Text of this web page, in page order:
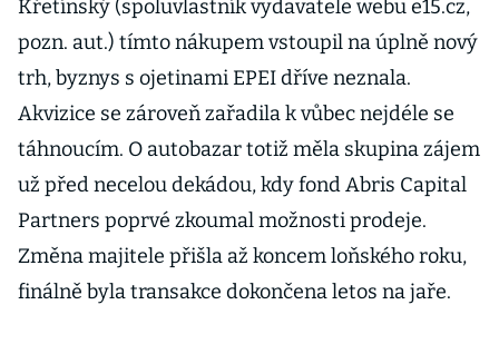
Křetínský (spoluvlastník vydavatele webu e15.cz,
pozn. aut.) tímto nákupem vstoupil na úplně nový
trh, byznys s ojetinami EPEI dříve neznala.
Akvizice se zároveň zařadila k vůbec nejdéle se
táhnoucím. O autobazar totiž měla skupina zájem
už před necelou dekádou, kdy fond Abris Capital
Partners poprvé zkoumal možnosti prodeje.
Změna majitele přišla až koncem loňského roku,
finálně byla transakce dokončena letos na jaře.